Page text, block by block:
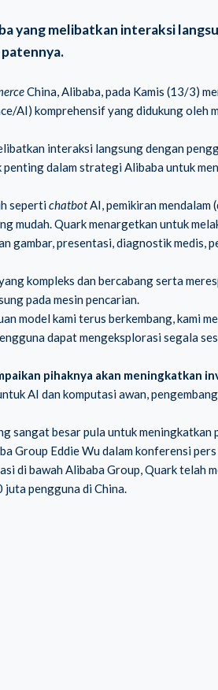
yang melibatkan interaksi
China, Alibaba, pada Kamis (13/3)
AI) komprehensif yang didukung oleh
interaksi langsung dengan
dalam strategi Alibaba untuk
sepertichatbotAI, pemikiran mendalam (
mudah. Quark menargetkan untuk
gambar, presentasi, diagnostik medis,
kompleks dan bercabang serta
pada mesin pencarian.
model kami terus berkembang, kami
dapat mengeksplorasi segala
pihaknya akan meningkatkan
AI dan komputasi awan,
sangat besar pula untuk
Group Eddie Wu dalam konferensi
di bawah Alibaba Group, Quark telah
juta pengguna di China.